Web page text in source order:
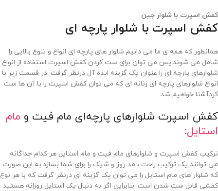
کفش اسپرت با شلوار جین
کفش اسپرت با شلوار پارچه ای
همانطور که همه ی ما می دانیم شلوار های پارچه ای انواع و تنوع بالایی را
شامل می شوند.پس می توان برای ست کردن کفش اسپرت استفاده از انواع
شلوارهای پارچه ای را عنوان یک گزینه ایده آل درنظر گرفت. در قسمت زیر با
انواع شلوارهای پارچه ای زنانه ای که می توان کفش اسپرت را با آن ها ست
کردآشنا خواهیم شد:
کفش اسپرت شلوار‌های پارچه‌ای مام فیت و مام
استایل:
ترکیب کفش اسپرت و شلوارهای مام فیت و مام استایل هر کدام جداگانه
می توانند یک ترکیب راحت ، مد روز و شیک را برای شما بسازد.به این صورت
که شلوار های مام استایل را می توان یک گزینه ای درنظر گرفت که با هر نوع
کفشی قابل ست شدن است. بنابراین اگر به دنبال یک استایل روزانه هستید